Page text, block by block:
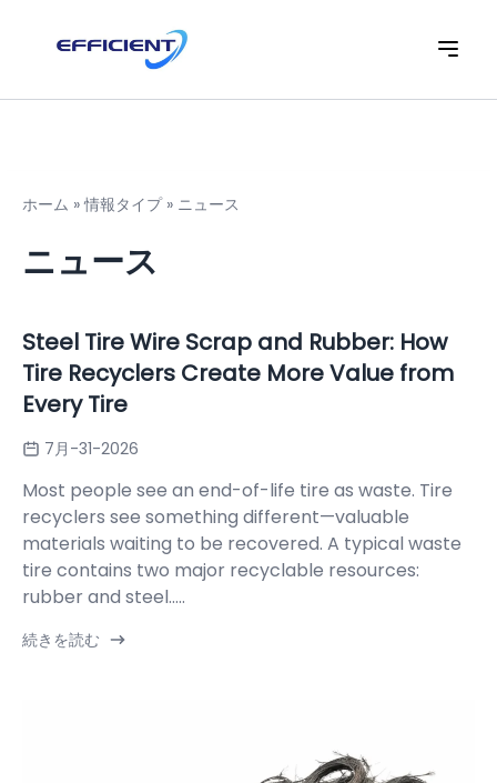
ホーム »情報タイプ» ニュース
ニュース
Steel Tire Wire Scrap and Rubber: How
Tire Recyclers Create More Value from
Every Tire
7月-31-2026
Most people see an end-of-life tire as waste. Tire
recyclers see something different—valuable
materials waiting to be recovered. A typical waste
tire contains two major recyclable resources:
rubber and steel.....
続きを読む